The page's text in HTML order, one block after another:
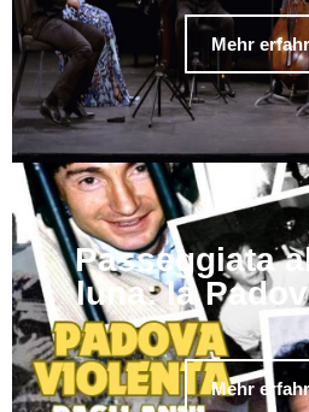
Mehr
Passeggiata
luna: la
Mehr